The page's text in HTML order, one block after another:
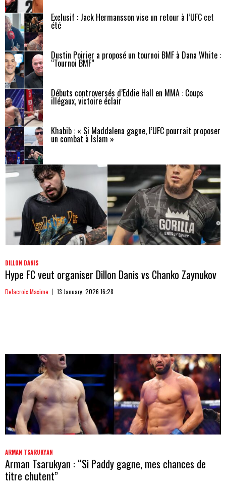
Exclusif : Jack Hermansson vise un retour à l’UFC cet
été
Dustin Poirier a proposé un tournoi BMF à Dana White :
“Tournoi BMF”
Débuts controversés d’Eddie Hall en MMA : Coups
illégaux, victoire éclair
Khabib : « Si Maddalena gagne, l’UFC pourrait proposer
un combat à Islam »
DILLON DANIS
Hype FC veut organiser Dillon Danis vs Chanko Zaynukov
Delacroix Maxime 13 January, 2026 16:28
ARMAN TSARUKYAN
Arman Tsarukyan : “Si Paddy gagne, mes chances de
titre chutent”